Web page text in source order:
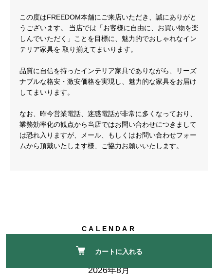
カートに入れる
この度はFREEDOM本舗にご来店いただき、誠にありがと
うございます。 当店では「お客様に自由に、お買い物を楽
しんでいただく」ことを目標に、魅力的でおしゃれなイン
テリア家具を 取り揃えてまいります。
品質に自信を持ったインテリア家具でありながら、リーズ
ナブルな格安・激安価格を実現し、魅力的な家具をお届け
してまいります。
なお、昨今営業電話、迷惑電話が非常に多くなっており、
業務効率化の観点から当店ではお問い合わせにつきまして
は恐れ入りますが、メール、もしくはお問い合わせフォー
ムから頂戴いたします様、ご協力お願いいたします。
CALENDAR
2026年8月